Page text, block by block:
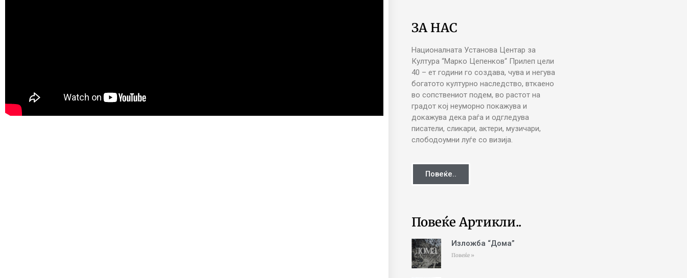
ЗА НАС
Националната Установа Центар за
Култура “Марко Цепенков“ Прилеп цели
40 – ет години го создава, чува и негува
богатото културно наследство, вткаено
во сопствениот подем, во растот на
градот кој неуморно покажува и
докажува дека раѓа и одгледува
писатели, сликари, актери, музичари,
слободоумни луѓе со визија.
Повеќе..
Повеќе Артикли..
Изложба “Дома”
Повеќе »